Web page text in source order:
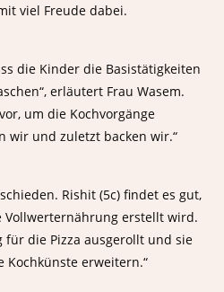
viel Freude dabei.
die Kinder die Basistätigkeiten
erläutert Frau Wasem.
um die Kochvorgänge
wir und zuletzt backen wir.“
Rishit (5c) findet es gut,
Vollwerternährung erstellt wird.
für die Pizza ausgerollt und sie
Kochkünste erweitern.“